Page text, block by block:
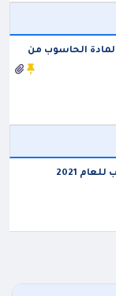
الحاسوب من
2021